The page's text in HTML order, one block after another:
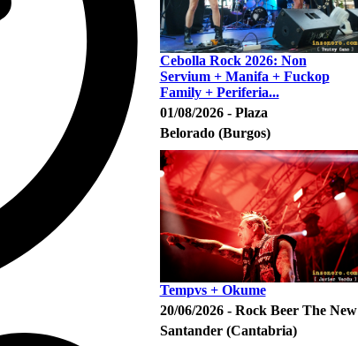
Cebolla Rock 2026: Non
Servium + Manifa + Fuckop
Family + Periferia...
01/08/2026 - Plaza
Belorado (Burgos)
Tempvs + Okume
20/06/2026 - Rock Beer The New
Santander (Cantabria)